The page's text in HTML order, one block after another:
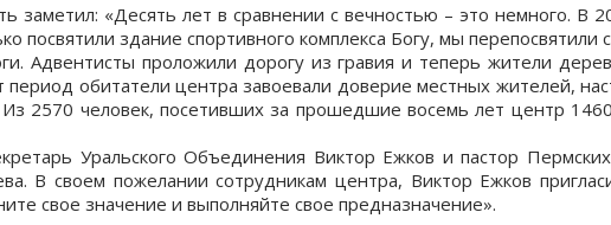
заметил: «Десять лет в сравнении с вечностью – это немного. В
посвятили здание спортивного комплекса Богу, мы перепосвятили
Адвентисты проложили дорогу из гравия и теперь жители
период обитатели центра завоевали доверие местных жителей,
2570 человек, посетивших за прошедшие восемь лет центр
Уральского Объединения Виктор Ежков и пастор
В своем пожелании сотрудникам центра, Виктор Ежков
свое значение и выполняйте свое предназначение».